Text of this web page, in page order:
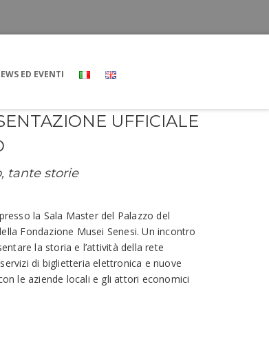
ED EVENTI
UFFICIALE
tante storie
la Sala Master del Palazzo del
Fondazione Musei Senesi. Un incontro
la storia e l’attività della rete
di biglietteria elettronica e nuove
le aziende locali e gli attori economici